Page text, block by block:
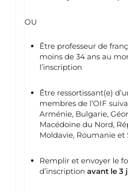
OU
Être professeur de
moins de 34 ans au
l’inscription
Être ressortissant(e)
membres de l’OIF
Arménie, Bulgarie,
Macédoine du Nord,
Moldavie, Roumanie et
Remplir et envoyer le
d’inscription avant le 3